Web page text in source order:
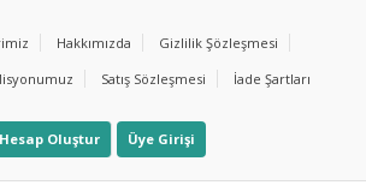
Hakkımızda
Gizlilik Şözleşmesi
Satış Sözleşmesi İade Şartları
Hesap Oluştur Üye Girişi